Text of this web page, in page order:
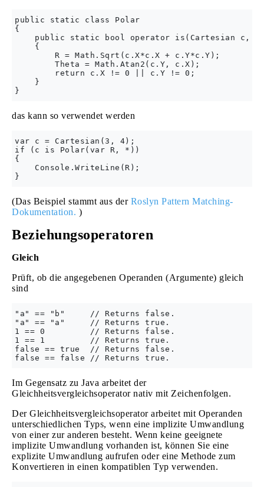
public static class Polar
{
public static bool operator is(Cartesian c,
    {
        R = Math.Sqrt(c.X*c.X + c.Y*c.Y);
        Theta = Math.Atan2(c.Y, c.X);
        return c.X != 0 || c.Y != 0;
    }
das kann so verwendet werden
var c = Cartesian(3, 4);
if (c is Polar(var R, *))
{
    Console.WriteLine(R);
(Das Beispiel stammt aus der Roslyn Pattern Matching-
Dokumentation. )
Beziehungsoperatoren
Gleich
Prüft, ob die angegebenen Operanden (Argumente) gleich
sind
"a" == "b"     // Returns false.
"a" == "a"     // Returns true.
1 == 0         // Returns false.
1 == 1         // Returns true.
false == true  // Returns false.
Im Gegensatz zu Java arbeitet der
Gleichheitsvergleichsoperator nativ mit Zeichenfolgen.
Der Gleichheitsvergleichsoperator arbeitet mit Operanden
unterschiedlichen Typs, wenn eine implizite Umwandlung
von einer zur anderen besteht. Wenn keine geeignete
implizite Umwandlung vorhanden ist, können Sie eine
explizite Umwandlung aufrufen oder eine Methode zum
Konvertieren in einen kompatiblen Typ verwenden.